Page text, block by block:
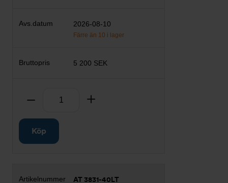
2026-08-10
Färre än 10 i lager
5 200 SEK
Ta bort
Köp
AT 3831-40LT